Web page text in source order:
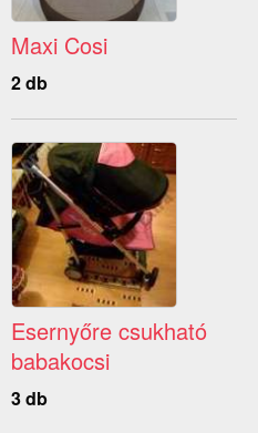
Maxi Cosi
2 db
Esernyőre csukható
babakocsi
3 db